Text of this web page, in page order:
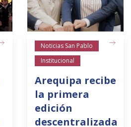
Noticias San Pablo
Institucional
Arequipa recibe
la primera
edición
descentralizada